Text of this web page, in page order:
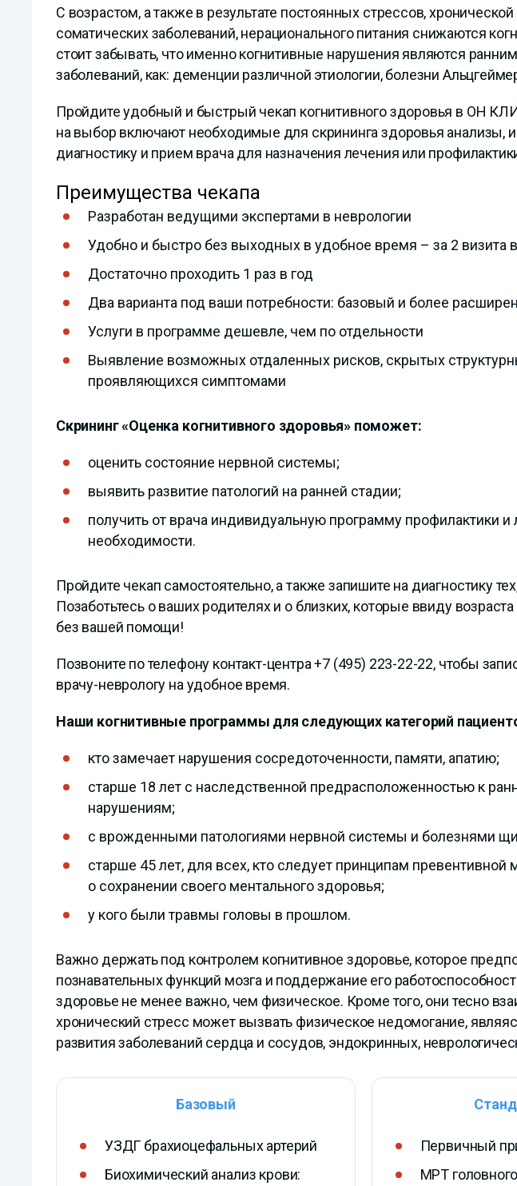
С возрастом, а также в результате постоянных стрессов, хронической
соматических заболеваний, нерационального питания снижаются
стоит забывать, что именно когнитивные нарушения являются
заболеваний, как: деменции различной этиологии, болезни
Пройдите удобный и быстрый чекап когнитивного здоровья в ОН
на выбор включают необходимые для скрининга здоровья анализы,
диагностику и прием врача для назначения лечения или
Преимущества чекапа
Разработан ведущими экспертами в неврологии
Удобно и быстро без выходных в удобное время – за 2 визита
Достаточно проходить 1 раз в год
Два варианта под ваши потребности: базовый и более
Услуги в программе дешевле, чем по отдельности
Выявление возможных отдаленных рисков, скрытых
проявляющихся симптомами
Скрининг «Оценка когнитивного здоровья» поможет:
оценить состояние нервной системы;
выявить развитие патологий на ранней стадии;
получить от врача индивидуальную программу профилактики и
необходимости.
Пройдите чекап самостоятельно, а также запишите на диагностику
Позаботьтесь о ваших родителях и о близких, которые ввиду
без вашей помощи!
Позвоните по телефону контакт-центра +7 (495) 223-22-22, чтобы
врачу-неврологу на удобное время.
Наши когнитивные программы для следующих категорий
кто замечает нарушения сосредоточенности, памяти, апатию;
старше 18 лет с наследственной предрасположенностью к
нарушениям;
с врожденными патологиями нервной системы и болезнями
старше 45 лет, для всех, кто следует принципам превентивной
о сохранении своего ментального здоровья;
у кого были травмы головы в прошлом.
Важно держать под контролем когнитивное здоровье, которое
познавательных функций мозга и поддержание его
здоровье не менее важно, чем физическое. Кроме того, они тесно
хронический стресс может вызвать физическое недомогание,
развития заболеваний сердца и сосудов, эндокринных,
Базовый
УЗДГ брахиоцефальных артерий
Биохимический анализ крови:
Первичный
МРТ